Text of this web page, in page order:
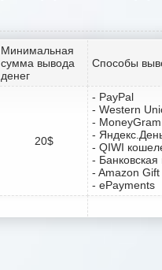
Минимальная
сумма вывода
денег
Способы
20$
- PayPal
- Western
- MoneyGram
-
- QIWI
-
- Amazon
- ePayments